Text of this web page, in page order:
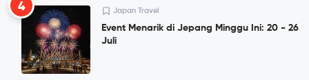
4 Japan Travel
Event Menarik di Jepang Minggu Ini: 20 - 26
Juli